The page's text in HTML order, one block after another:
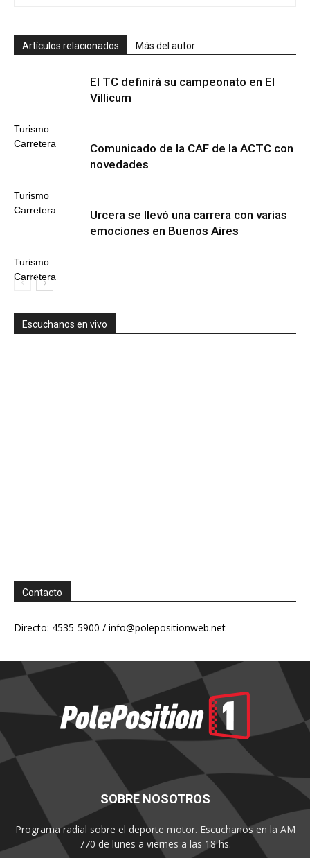
Artículos relacionados Más del autor
Turismo
Carretera
El TC definirá su campeonato en El
Villicum
Turismo
Carretera
Comunicado de la CAF de la ACTC con
novedades
Turismo
Carretera
Urcera se llevó una carrera con varias
emociones en Buenos Aires
Escuchanos en vivo
Contacto
Directo: 4535-5900 / info@polepositionweb.net
SOBRE NOSOTROS
Programa radial sobre el deporte motor. Escuchanos en la AM
770 de lunes a viernes a las 18 hs.